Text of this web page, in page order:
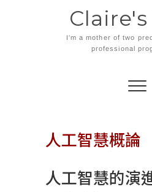
I'm a mother of two
professional
人工智慧概論
人工智慧的演